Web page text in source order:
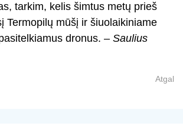
tarkim, kelis šimtus metų prieš
Termopilų mūšį ir šiuolaikiniame
dronus. – Saulius
Atgal